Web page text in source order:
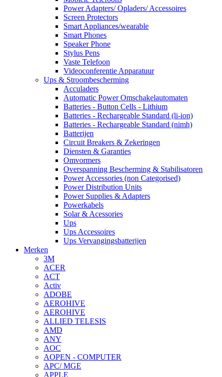
Power Adapters/ Opladers/ Accessoires
Screen Protectors
Smart Appliances/wearable
Smart Phones
Speaker Phone
Stylus Pens
Vaste Telefoon
Videoconferentie Apparatuur
Ups & Stroombescherming
Acculaders
Automatic Power Omschakelautomaten
Batteries - Button Cells - Lithium
Batteries - Rechargeable Standard (li-ion)
Batteries - Rechargeable Standard (nimh)
Batterijen
Circuit Breakers & Zekeringen
Diensten & Garanties
Omvormers
Overspanning Bescherming & Stabilisatoren
Power Accessories (non Categorised)
Power Distribution Units
Power Supplies & Adapters
Powerkabels
Solar & Acessories
Ups
Ups Accessoires
Ups Vervangingsbatterijen
Merken
3M
ACER
ACT
Activ
ADOBE
AEROHIVE
AEROHIVE
ALLIED TELESIS
AMD
ANY
AOC
AOPEN - COMPUTER
APC/ MGE
APPLE